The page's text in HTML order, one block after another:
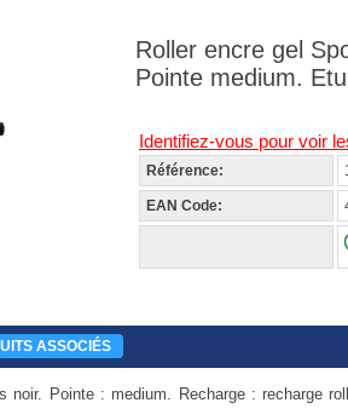
Roller encre gel
Pointe medium.
Identifiez-vous pour voir
Référence:
EAN Code:
ASSOCIÉS
noir. Pointe : medium. Recharge : recharge